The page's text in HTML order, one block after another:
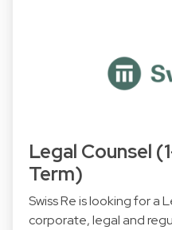
Legal Counsel
Term)
Swiss Re is looking for a
corporate, legal and